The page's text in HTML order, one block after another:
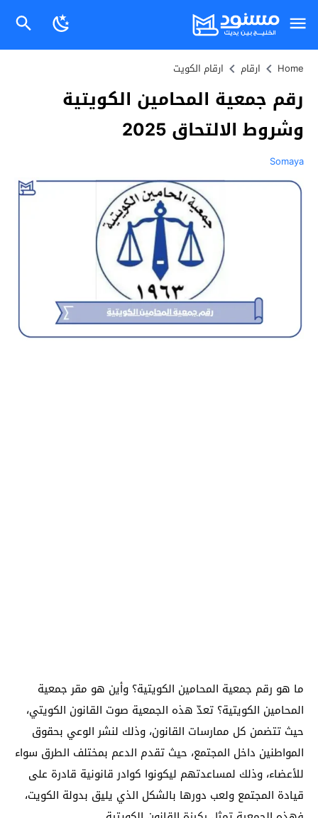
Home ارقام ارقام الكويت
رقم جمعية المحامين الكويتية
وشروط الالتحاق 2025
Somaya
ما هو رقم جمعية المحامين الكويتية؟ وأين هو مقر جمعية
المحامين الكويتية؟ تعدّ هذه الجمعية صوت القانون الكويتي،
حيث تتضمن كل ممارسات القانون، وذلك لنشر الوعي بحقوق
المواطنين داخل المجتمع، حيث تقدم الدعم بمختلف الطرق سواء
للأعضاء، وذلك لمساعدتهم ليكونوا كوادر قانونية قادرة على
قيادة المجتمع ولعب دورها بالشكل الذي يليق بدولة الكويت،